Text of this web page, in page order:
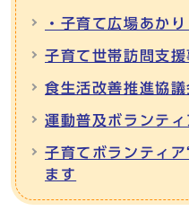
・子育て広場あか
子育て世帯訪問支
食生活改善推進協
運動普及ボランテ
子育てボランティ
ます